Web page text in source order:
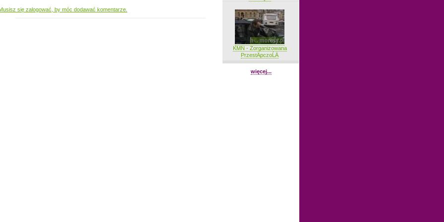
się zalogować, by móc dodawać komentarze.
KMN - Zorganizowana
PrzestÄpczoĹÄ
więcej...